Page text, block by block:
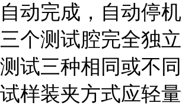
自动完成，自动停机
三个测试腔完全独
测试三种相同或不同
试样装夹方式应轻